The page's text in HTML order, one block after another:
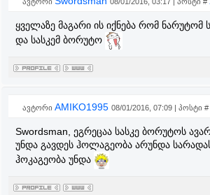
ყველაზე მაგარი ის იქნება რომ ნარუტომ
და სასკემ ბორუტო
ავტორი AMIKO1995 08/01/2016, 07:09 | პოსტი #
Swordsman, ეგრეცაა სასკე ბორუტოს
უნდა გავდეს ჰოლაგეობა არუნდა
ჰოკაგეობა უნდა